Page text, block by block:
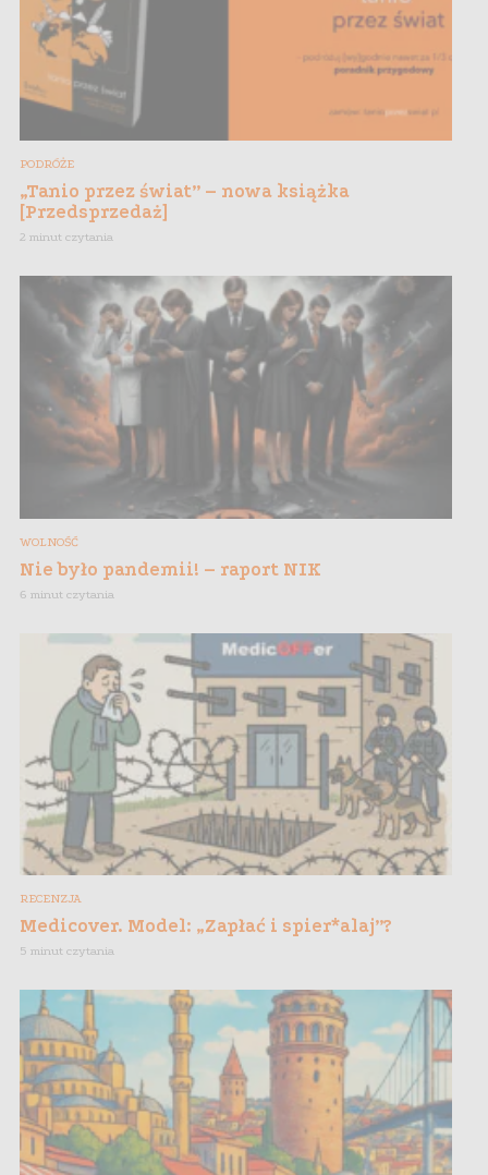
PODRÓŻE
„Tanio przez świat” – nowa książka
[Przedsprzedaż]
2 minut czytania
WOLNOŚĆ
Nie było pandemii! – raport NIK
6 minut czytania
RECENZJA
Medicover. Model: „Zapłać i spier*alaj”?
5 minut czytania